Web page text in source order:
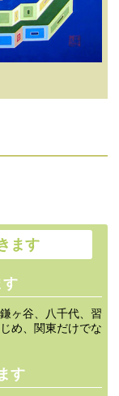
ます
す
ヶ谷、八千代、習
め、関東だけでな
す